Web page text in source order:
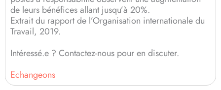
de leurs bénéfices allant jusqu’à 20%.
Extrait du rapport de l’Organisation internationale du
Travail, 2019.
Intéressé.e ? Contactez-nous pour en discuter.
Echangeons